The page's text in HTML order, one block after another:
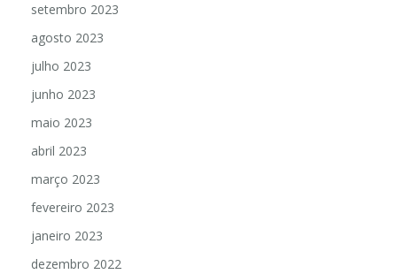
setembro 2023
agosto 2023
julho 2023
junho 2023
maio 2023
abril 2023
março 2023
fevereiro 2023
janeiro 2023
dezembro 2022